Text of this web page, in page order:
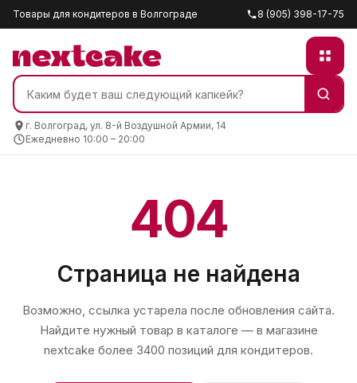
Товары для кондитеров в Волгограде 8 (905) 398-17-75
г. Волгоград, ул. 8-й Воздушной Армии, 14
Ежедневно 10:00 – 20:00
404
Страница не найдена
Возможно, ссылка устарела после обновления сайта.
Найдите нужный товар в каталоге — в магазине
nextcake более 3400 позиций для кондитеров.